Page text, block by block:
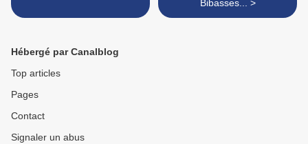
Bibasses... >
Hébergé par Canalblog
Top articles
Pages
Contact
Signaler un abus